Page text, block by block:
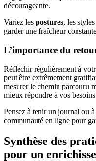
décourageante.
Variez les postures, les
garder une fraîcheur
L’importance du
Réfléchir régulièrement à
peut être extrêmement
mesurer le chemin parcouru
mieux répondre à vos besoins
Pensez à tenir un journal ou
communauté en ligne pour
Synthèse des
pour un